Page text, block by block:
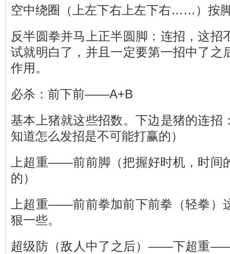
空中绕圈（上左下右上左下右……）按
反半圆拳并马上正半圆脚：连招，这招
试就明白了，并且一定要第一招中了之
作用。
必杀：前下前——A+B
基本上猪就这些招数。下边是猪的连招
知道怎么发招是不可能打赢的）
上超重——前前脚（把握好时机，时间
的）
上超重——前前拳加前下前拳（轻拳）
狠一些。
超级防（敌人中了之后）——下超重